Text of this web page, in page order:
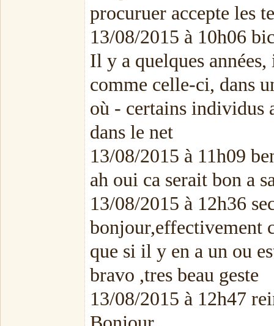
procuruer accepte les
13/08/2015 à 10h06
Il y a quelques
comme celle-ci, dans
où - certains individus
dans le net
13/08/2015 à 11h09
ah oui ca serait bon a
13/08/2015 à 12h36
bonjour,effectivement
que si il y en a un ou
bravo ,tres beau geste
13/08/2015 à 12h47